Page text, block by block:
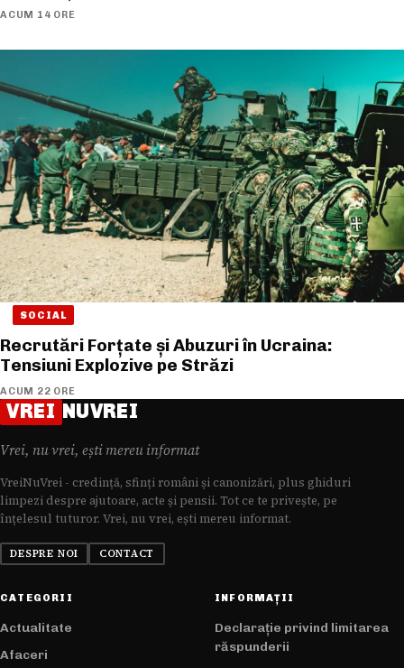
ACUM 14 ORE
SOCIAL
Recrutări Forțate și Abuzuri în Ucraina:
Tensiuni Explozive pe Străzi
ACUM 22 ORE
VREI NUVREI
Vrei, nu vrei, ești mereu informat
VreiNuVrei - credință, sfinți români și canonizări, plus ghiduri
limpezi despre ajutoare, acte și pensii. Tot ce te privește, pe
înțelesul tuturor. Vrei, nu vrei, ești mereu informat.
DESPRE NOI CONTACT
CATEGORII
Actualitate
Afaceri
INFORMAȚII
Declarație privind limitarea
răspunderii